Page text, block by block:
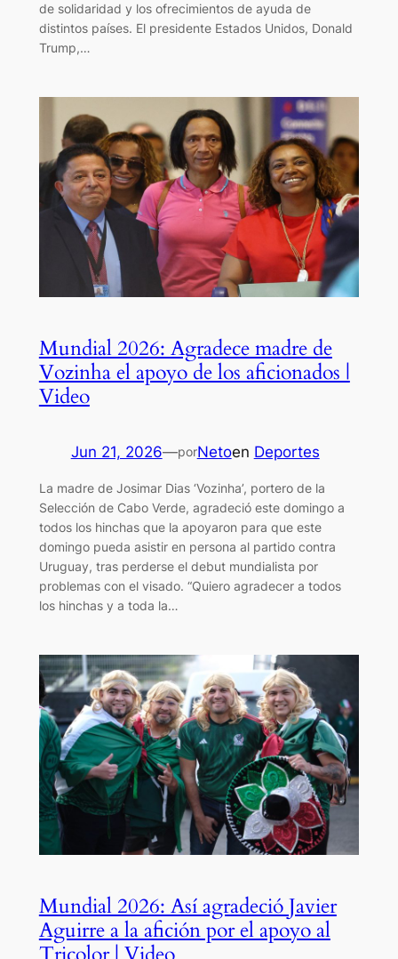
de solidaridad y los ofrecimientos de ayuda de
distintos países. El presidente Estados Unidos, Donald
Trump,…
Mundial 2026: Agradece madre de
Vozinha el apoyo de los aficionados |
Video
Jun 21, 2026—porNetoen Deportes
La madre de Josimar Dias ‘Vozinha’, portero de la
Selección de Cabo Verde, agradeció este domingo a
todos los hinchas que la apoyaron para que este
domingo pueda asistir en persona al partido contra
Uruguay, tras perderse el debut mundialista por
problemas con el visado. “Quiero agradecer a todos
los hinchas y a toda la…
Mundial 2026: Así agradeció Javier
Aguirre a la afición por el apoyo al